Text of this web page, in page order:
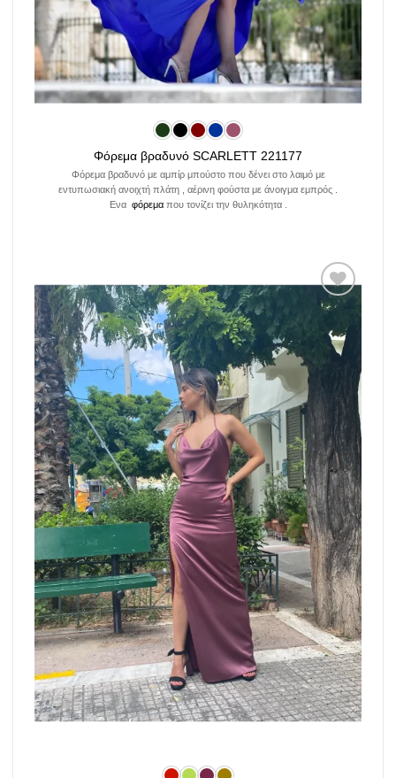
Φόρεμα βραδυνό SCARLETT 221177
Φόρεμα βραδυνό με αμπίρ μπούστο που δένει στο λαιμό με
εντυπωσιακή ανοιχτή πλάτη , αέρινη φούστα με άνοιγμα εμπρός .
Ενα φόρεμαπου τονίζει την θυληκότητα .
Add to
wishlist